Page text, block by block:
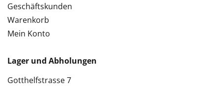
Geschäftskunden
Warenkorb
Mein Konto
Lager und Abholungen
Gotthelfstrasse 7